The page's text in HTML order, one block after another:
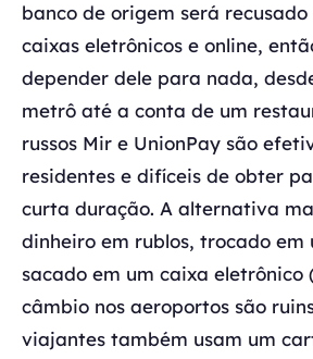
banco de origem será
caixas eletrônicos e online,
depender dele para nada,
metrô até a conta de um
russos Mir e UnionPay são
residentes e difíceis de obter
curta duração. A alternativa
dinheiro em rublos, trocado em
sacado em um caixa eletrônico
câmbio nos aeroportos são
viajantes também usam um